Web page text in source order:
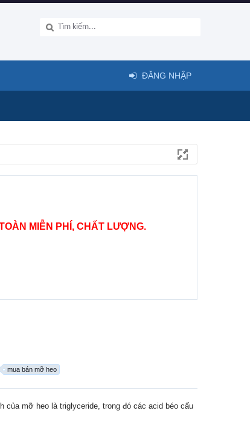
MIỄN PHÍ, CHẤT LƯỢNG.
mua bán mỡ heo
của mỡ heo là triglyceride, trong đó các acid béo cấu
ĐĂNG NHẬP